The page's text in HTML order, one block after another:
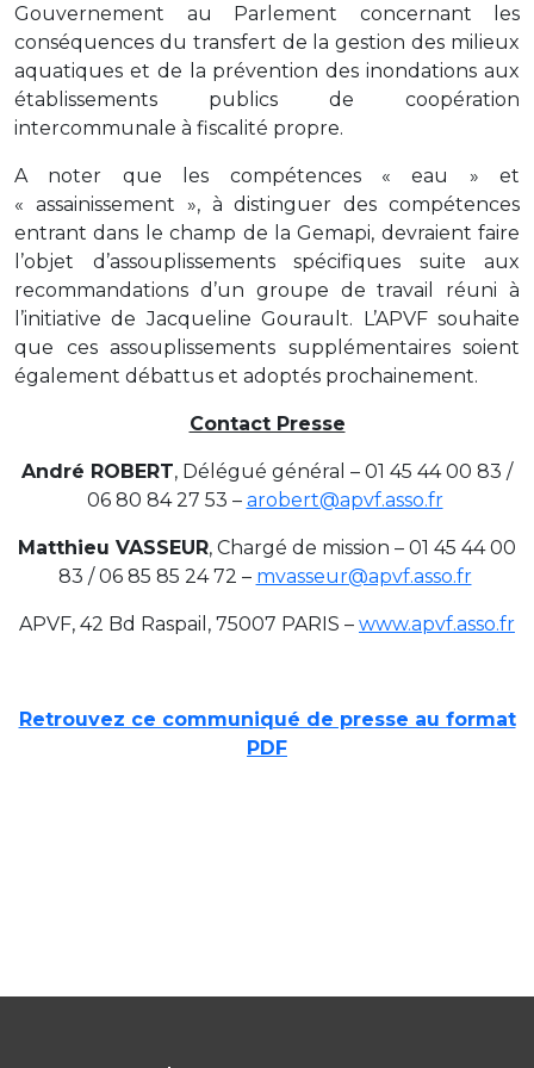
Gouvernement au Parlement concernant les
conséquences du transfert de la gestion des milieux
aquatiques et de la prévention des inondations aux
établissements publics de coopération
intercommunale à fiscalité propre.
A noter que les compétences « eau » et
« assainissement », à distinguer des compétences
entrant dans le champ de la Gemapi, devraient faire
l’objet d’assouplissements spécifiques suite aux
recommandations d’un groupe de travail réuni à
l’initiative de Jacqueline Gourault. L’APVF souhaite
que ces assouplissements supplémentaires soient
également débattus et adoptés prochainement.
Contact Presse
André ROBERT, Délégué général – 01 45 44 00 83 /
06 80 84 27 53 – arobert@apvf.asso.fr
Matthieu VASSEUR, Chargé de mission – 01 45 44 00
83 / 06 85 85 24 72 – mvasseur@apvf.asso.fr
APVF, 42 Bd Raspail, 75007 PARIS – www.apvf.asso.fr
Retrouvez ce communiqué de presse au format
PDF